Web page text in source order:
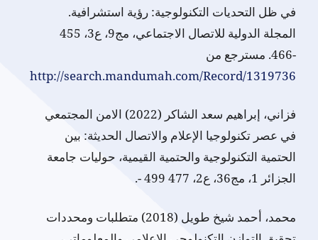
في ظل التحديات التكنولوجية: رؤية استشرافية.
المجلة الدولية للاتصال الاجتماعي، مج9، ع3، 455
-466. مسترجع من
http://search.mandumah.com/Record/1319736
فزاني، إبراهيم سعد الشاكر (2022) الامن المجتمعي
في عصر تكنولوجيا الإعلام والاتصال الحديثة: بين
الحتمية التكنولوجية والحتمية القيمية، حوليات جامعة
الجزائر 1، مج36، ع2، 477 499 -.
محمد، أحمد شيخ طويل (2018) متطلبات ومحددات